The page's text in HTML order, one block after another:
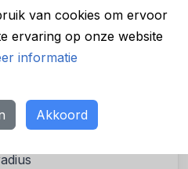
van cookies om ervoor
ervaring op onze website
informatie
Akkoord
voor een
te duur